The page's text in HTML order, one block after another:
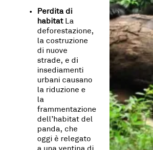
Perdita di
habitatLa
deforestazione,
la costruzione
di nuove
strade, e di
insediamenti
urbani causano
la riduzione e
la
frammentazione
dell’habitat del
panda, che
oggi è relegato